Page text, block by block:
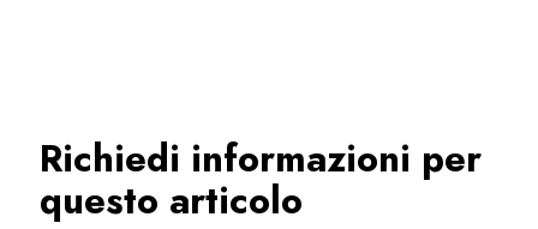
Richiedi informazioni per
questo articolo